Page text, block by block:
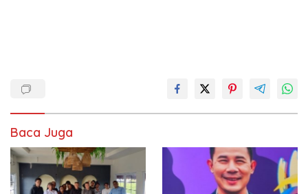
Baca Juga